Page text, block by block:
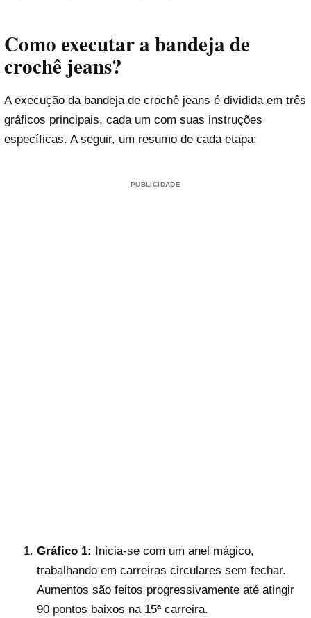
Como executar a bandeja de
crochê jeans?
A execução da bandeja de crochê jeans é dividida em três
gráficos principais, cada um com suas instruções
específicas. A seguir, um resumo de cada etapa:
PUBLICIDADE
Gráfico 1: Inicia-se com um anel mágico,
trabalhando em carreiras circulares sem fechar.
Aumentos são feitos progressivamente até atingir
90 pontos baixos na 15ª carreira.